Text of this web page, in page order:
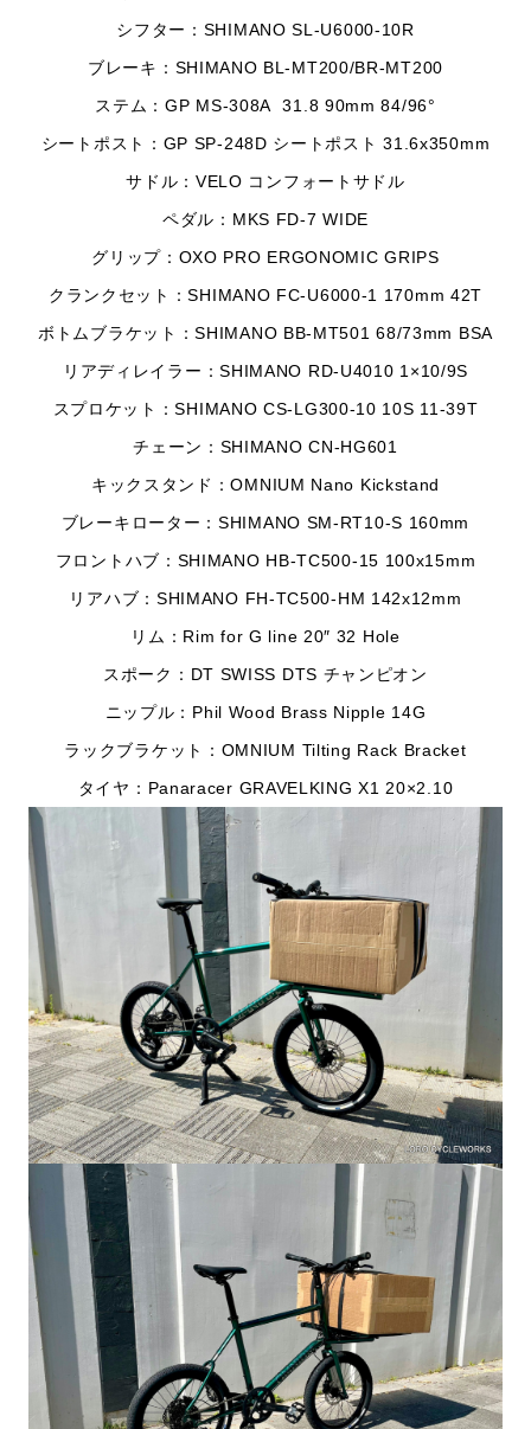
シフター：SHIMANO SL-U6000-10R
ブレーキ：SHIMANO BL-MT200/BR-MT200
ステム：GP MS-308A 31.8 90mm 84/96°
シートポスト：GP SP-248D シートポスト 31.6x350mm
サドル：VELO コンフォートサドル
ペダル：MKS FD-7 WIDE
グリップ：OXO PRO ERGONOMIC GRIPS
クランクセット：SHIMANO FC-U6000-1 170mm 42T
ボトムブラケット：SHIMANO BB-MT501 68/73mm BSA
リアディレイラー：SHIMANO RD-U4010 1×10/9S
スプロケット：SHIMANO CS-LG300-10 10S 11-39T
チェーン：SHIMANO CN-HG601
キックスタンド：OMNIUM Nano Kickstand
ブレーキローター：SHIMANO SM-RT10-S 160mm
フロントハブ：SHIMANO HB-TC500-15 100x15mm
リアハブ：SHIMANO FH-TC500-HM 142x12mm
リム：Rim for G line 20″ 32 Hole
スポーク：DT SWISS DTS チャンピオン
ニップル：Phil Wood Brass Nipple 14G
ラックブラケット：OMNIUM Tilting Rack Bracket
タイヤ：Panaracer GRAVELKING X1 20×2.10